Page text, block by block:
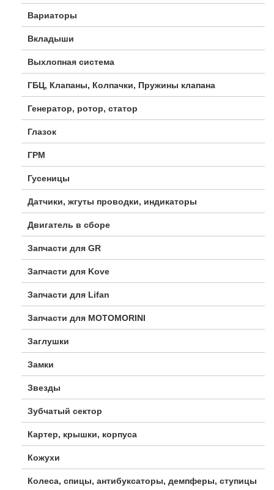
Вариаторы
Вкладыши
Выхлопная система
ГБЦ, Клапаны, Колпачки, Пружины клапана
Генератор, ротор, статор
Глазок
ГРМ
Гусеницы
Датчики, жгуты проводки, индикаторы
Двигатель в сборе
Запчасти для GR
Запчасти для Kove
Запчасти для Lifan
Запчасти для MOTOMORINI
Заглушки
Замки
Звезды
Зубчатый сектор
Картер, крышки, корпуса
Кожухи
Колеса, спицы, антибуксаторы, демпферы, ступицы